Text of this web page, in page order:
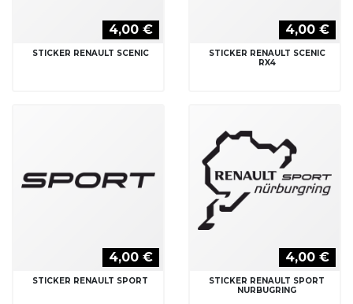
4,00 €
STICKER RENAULT SCENIC
4,00 €
STICKER RENAULT SCENIC
RX4
4,00 €
STICKER RENAULT SPORT
4,00 €
STICKER RENAULT SPORT
NURBUGRING